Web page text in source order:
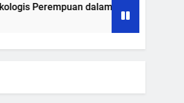
dalam Fase Pasca-Putus Cinta